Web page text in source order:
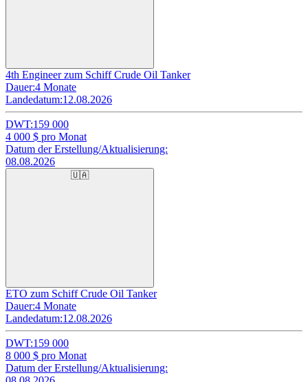
4th Engineer zum Schiff Crude Oil Tanker
Dauer:4 Monate
Landedatum:12.08.2026
DWT:159 000
4 000 $ pro Monat
Datum der Erstellung/Aktualisierung:
08.08.2026
🇺🇦
ETO zum Schiff Crude Oil Tanker
Dauer:4 Monate
Landedatum:12.08.2026
DWT:159 000
8 000 $ pro Monat
Datum der Erstellung/Aktualisierung: